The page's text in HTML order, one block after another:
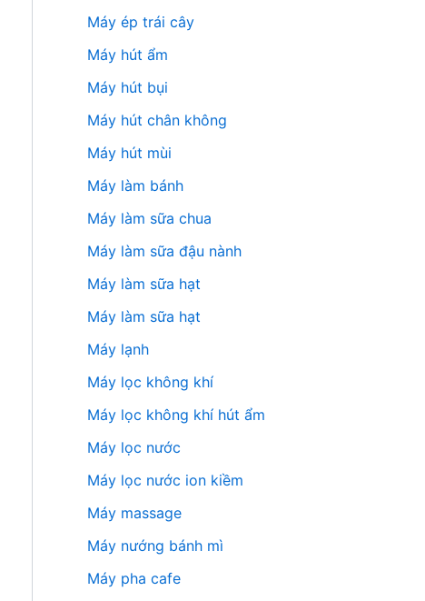
Máy ép trái cây
Máy hút ẩm
Máy hút bụi
Máy hút chân không
Máy hút mùi
Máy làm bánh
Máy làm sữa chua
Máy làm sữa đậu nành
Máy làm sữa hạt
Máy làm sữa hạt
Máy lạnh
Máy lọc không khí
Máy lọc không khí hút ẩm
Máy lọc nước
Máy lọc nước ion kiềm
Máy massage
Máy nướng bánh mì
Máy pha cafe